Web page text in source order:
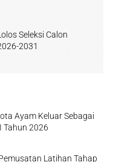
Seleksi Calon
2031
Ayam Keluar Sebagai
Tahun 2026
Latihan Tahap